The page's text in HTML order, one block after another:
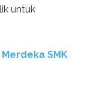
untuk
SMK